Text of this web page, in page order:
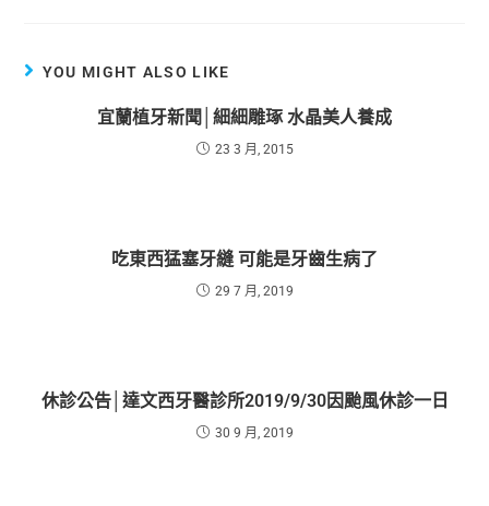
YOU MIGHT ALSO LIKE
宜蘭植牙新聞│細細雕琢 水晶美人養成
23 3 月, 2015
吃東西猛塞牙縫 可能是牙齒生病了
29 7 月, 2019
休診公告│達文西牙醫診所2019/9/30因颱風休診一日
30 9 月, 2019